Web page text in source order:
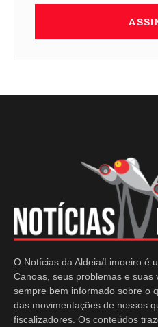
O Notícias da Aldeia/Limoeiro é
Canoas, seus problemas e suas
sempre bem informado sobre o
das movimentações de nossos
fiscalizadores. Os conteúdos